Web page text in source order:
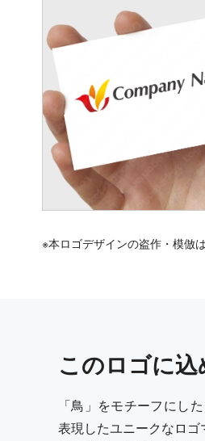
※本ロゴデザインの盗作・模倣
このロゴに込
「鳥」をモチーフにし
表現したユニークなロ